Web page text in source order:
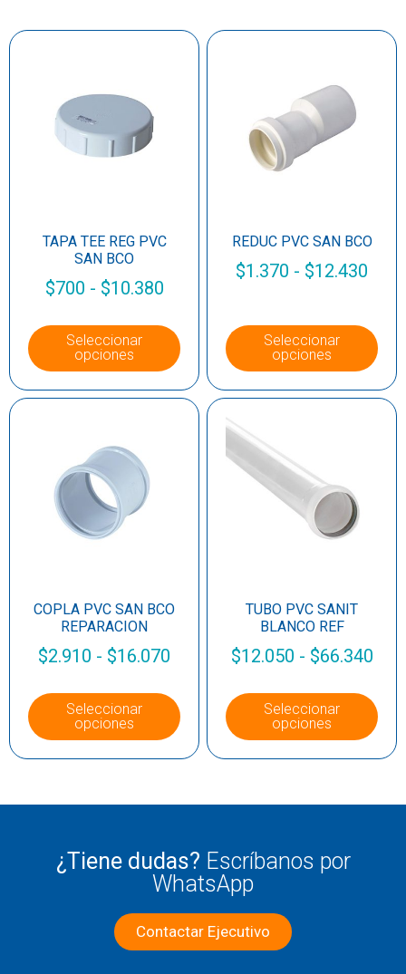
TAPA TEE REG PVC
SAN BCO
$700 - $10.380
Seleccionar
opciones
REDUC PVC SAN BCO
$1.370 - $12.430
Seleccionar
opciones
COPLA PVC SAN BCO
REPARACION
$2.910 - $16.070
Seleccionar
opciones
TUBO PVC SANIT
BLANCO REF
$12.050 - $66.340
Seleccionar
opciones
¿Tiene dudas? Escríbanos por
WhatsApp
Contactar Ejecutivo